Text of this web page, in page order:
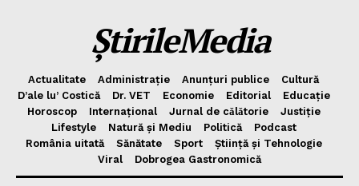
ȘtirileMedia
Actualitate Administrație Anunțuri publice
Cultură
D’ale lu’ Costică
Dr. VET Economie Editorial
Educație
Horoscop
Internațional Jurnal de cǎlǎtorie
Justiție
Lifestyle
Natură și Mediu Politică
Podcast
România uitată
Sănătate Sport
Știință și Tehnologie
Viral
Dobrogea Gastronomică